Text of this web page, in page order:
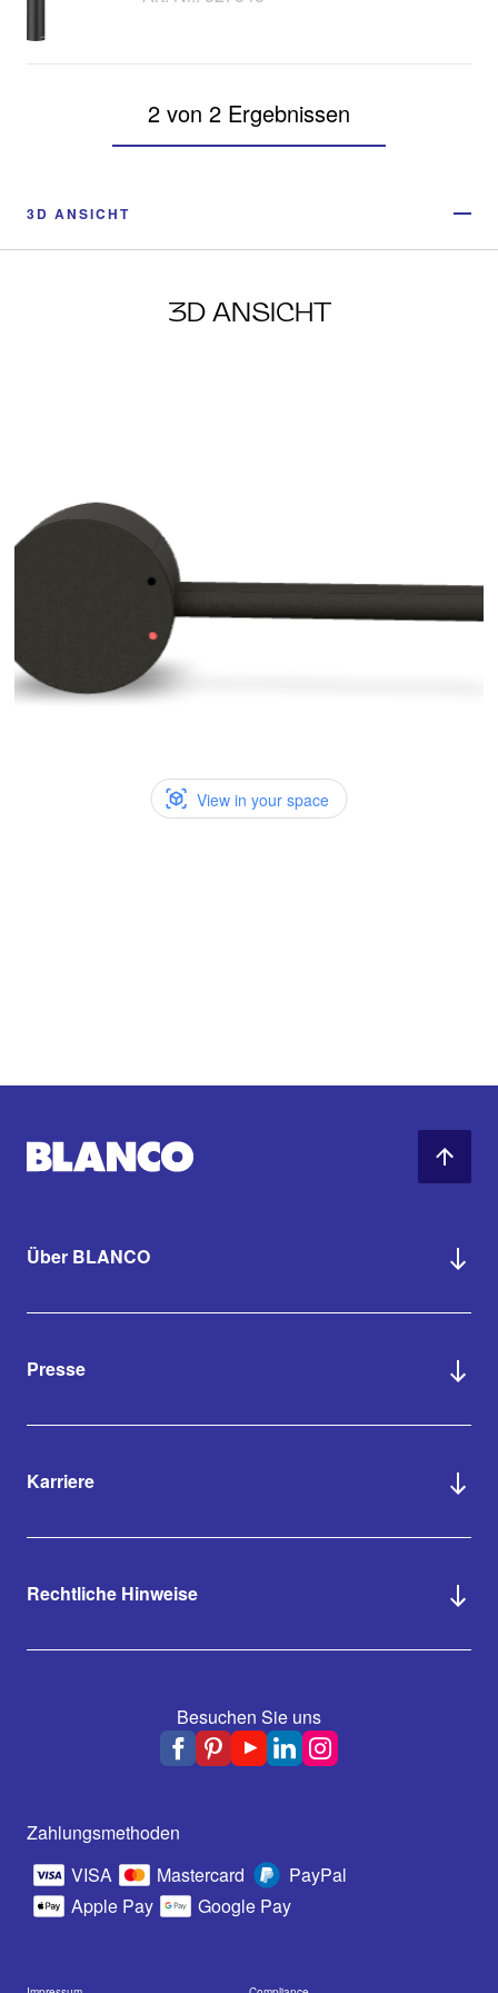
2 von 2 Ergebnissen
3D ANSICHT
3D ANSICHT
Über BLANCO
Presse
Karriere
Rechtliche Hinweise
Besuchen Sie uns
Zahlungsmethoden
VISA
Mastercard
PayPal
Apple Pay
Google Pay